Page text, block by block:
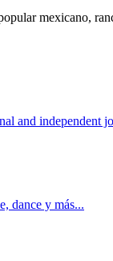
mexicano,
and independent
dance y más...